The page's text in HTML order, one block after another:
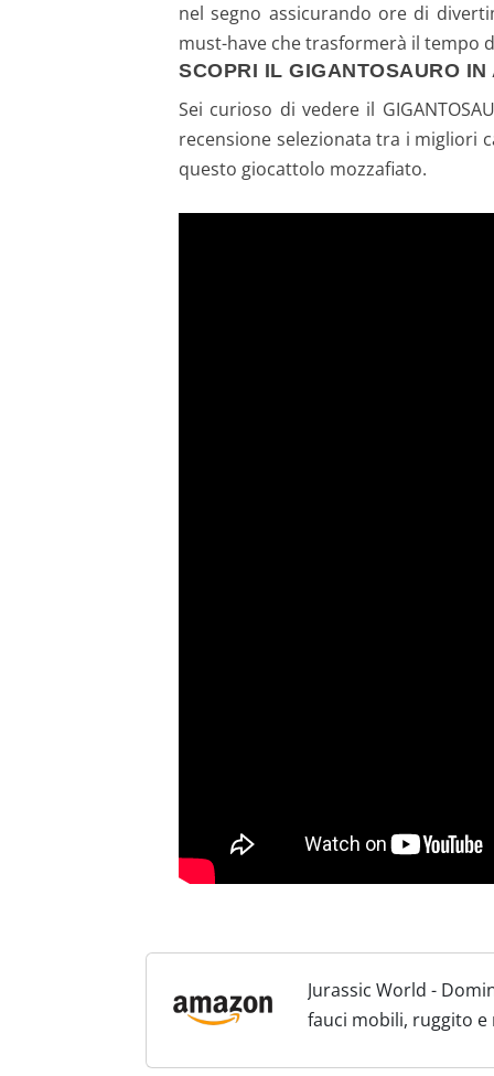
nel segno assicurando ore di
must-have che trasformerà il tempo
SCOPRI IL GIGANTOSAURO
Sei curioso di vedere il
recensione selezionata tra i migliori
questo giocattolo mozzafiato.
Jurassic World -
fauci mobili, ruggito